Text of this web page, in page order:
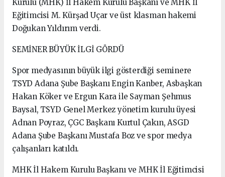
Kurulu (MHK) İl Hakem Kurulu Başkanı ve MHK İl
Eğitimcisi M. Kürşad Uçar ve üst klasman hakemi
Doğukan Yıldırım verdi.
SEMİNER BÜYÜK İLGİ GÖRDÜ
Spor medyasının büyük ilgi gösterdiği seminere
TSYD Adana Şube Başkanı Engin Kanber, Asbaşkan
Hakan Köker ve Ergun Kara ile Sayman Şehmus
Baysal, TSYD Genel Merkez yönetim kurulu üyesi
Adnan Poyraz, ÇGC Başkanı Kurtul Çakın, ASGD
Adana Şube Başkanı Mustafa Boz ve spor medya
çalışanları katıldı.
MHK İl Hakem Kurulu Başkanı ve MHK İl Eğitimcisi